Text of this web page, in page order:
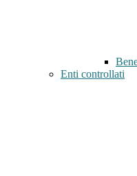
Enti controllati